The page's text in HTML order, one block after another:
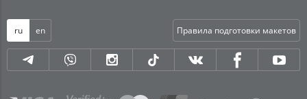
ru en Правила подготовки макетов